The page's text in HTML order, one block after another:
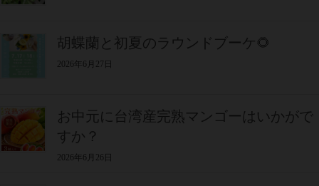
胡蝶蘭と初夏のラウンドブーケ🌻
2026年6月27日
お中元に台湾産完熟マンゴーはいかがで
すか？
2026年6月26日